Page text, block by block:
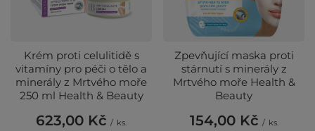
Krém proti celulitidě s
vitamíny pro péči o tělo a
minerály z Mrtvého moře
250 ml Health & Beauty
623,00 Kč / ks.
Zpevňující maska ​​proti
stárnutí s minerály z
Mrtvého moře Health &
Beauty
154,00 Kč / ks.